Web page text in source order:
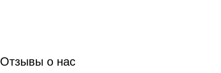
Отзывы о нас